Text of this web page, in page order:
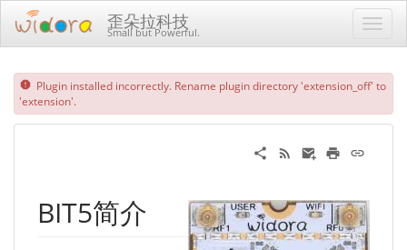
歪朵拉科技
Small but Powerful.
Plugin installed incorrectly. Rename plugin directory 'extension_off' to
'extension'.
BIT5简介